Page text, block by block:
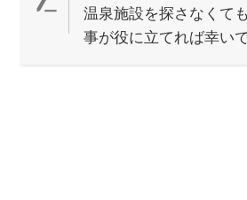
温泉施設を探さなくて
事が役に立てれば幸いで